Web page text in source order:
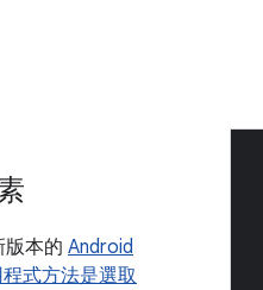
版本的 Android
式方法是選取